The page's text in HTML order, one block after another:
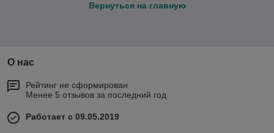
Вернуться на главную
О нас
Рейтинг не сформирован
Менее 5 отзывов за последний год
Работает с 09.05.2019